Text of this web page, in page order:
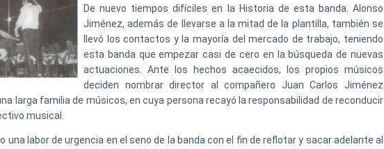
De nuevo tiempos difíciles en la Historia de esta banda. Alonso
Jiménez, además de llevarse a la mitad de la plantilla, también se
llevó los contactos y la mayoría del mercado de trabajo, teniendo
esta banda que empezar casi de cero en la búsqueda de nuevas
actuaciones. Ante los hechos acaecidos, los propios músicos
deciden nombrar director al compañero Juan Carlos Jiménez
larga familia de músicos, en cuya persona recayó la responsabilidad de reconducir
musical.
una labor de urgencia en el seno de la banda con el fin de reflotar y sacar adelante al